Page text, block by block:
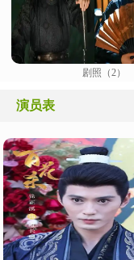
剧照（2）
演员表